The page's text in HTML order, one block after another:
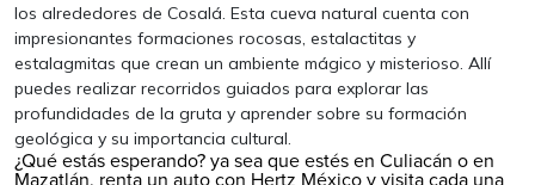
los alrededores de Cosalá. Esta cueva natural cuenta con
impresionantes formaciones rocosas, estalactitas y
estalagmitas que crean un ambiente mágico y misterioso. Allí
puedes realizar recorridos guiados para explorar las
profundidades de la gruta y aprender sobre su formación
geológica y su importancia cultural.
¿Qué estás esperando? ya sea que estés en Culiacán o en
Mazatlán, renta un auto con Hertz México y visita cada una